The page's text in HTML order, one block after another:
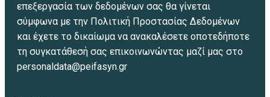
επεξεργασία των δεδομένων σας θα γίνεται
σύμφωνα με την Πολιτική Προστασίας Δεδομένων
και έχετε το δικαίωμα να ανακαλέσετε οποτεδήποτε
τη συγκατάθεσή σας επικοινωνώντας μαζί μας στο
personaldata@peifasyn.gr